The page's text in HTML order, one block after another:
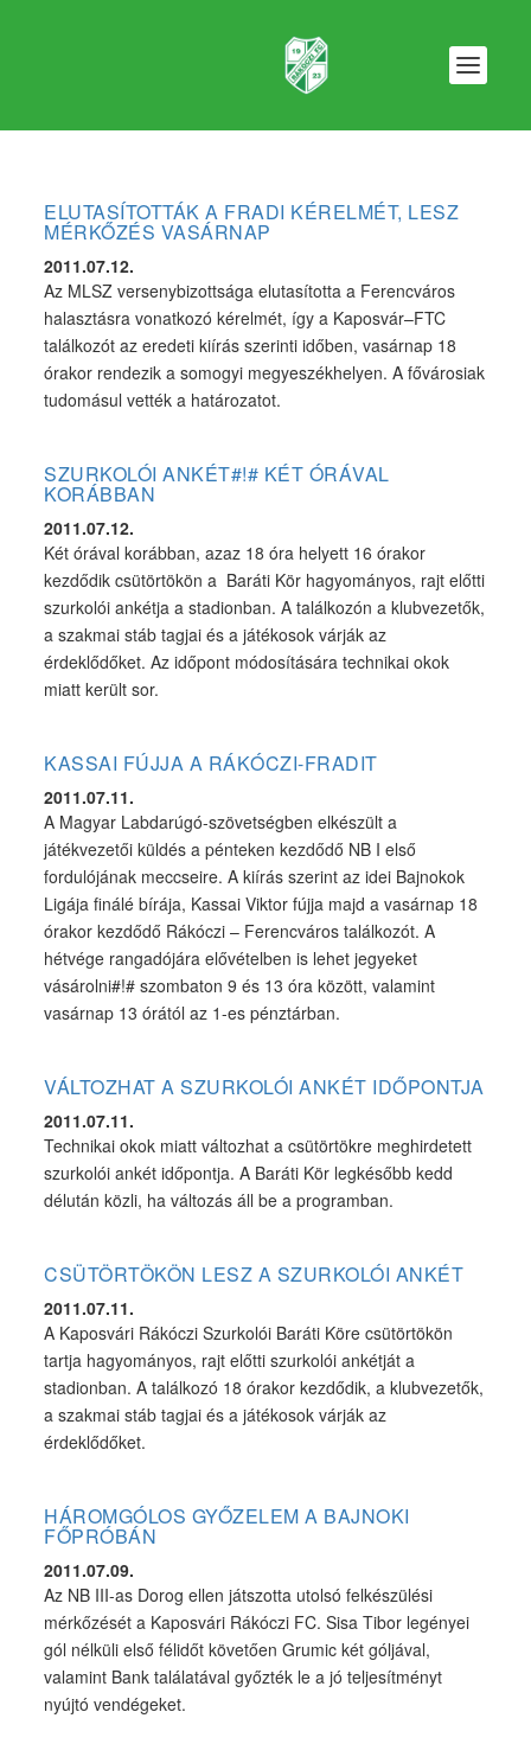
ELUTASÍTOTTÁK A FRADI KÉRELMÉT, LESZ
MÉRKŐZÉS VASÁRNAP
2011.07.12.
Az MLSZ versenybizottsága elutasította a Ferencváros
halasztásra vonatkozó kérelmét, így a Kaposvár–FTC
találkozót az eredeti kiírás szerinti időben, vasárnap 18
órakor rendezik a somogyi megyeszékhelyen. A fővárosiak
tudomásul vették a határozatot.
SZURKOLÓI ANKÉT#!# KÉT ÓRÁVAL
KORÁBBAN
2011.07.12.
Két órával korábban, azaz 18 óra helyett 16 órakor
kezdődik csütörtökön a Baráti Kör hagyományos, rajt előtti
szurkolói ankétja a stadionban. A találkozón a klubvezetők,
a szakmai stáb tagjai és a játékosok várják az
érdeklődőket. Az időpont módosítására technikai okok
miatt került sor.
KASSAI FÚJJA A RÁKÓCZI-FRADIT
2011.07.11.
A Magyar Labdarúgó-szövetségben elkészült a
játékvezetői küldés a pénteken kezdődő NB I első
fordulójának meccseire. A kiírás szerint az idei Bajnokok
Ligája finálé bírája, Kassai Viktor fújja majd a vasárnap 18
órakor kezdődő Rákóczi – Ferencváros találkozót. A
hétvége rangadójára elővételben is lehet jegyeket
vásárolni#!# szombaton 9 és 13 óra között, valamint
vasárnap 13 órától az 1-es pénztárban.
VÁLTOZHAT A SZURKOLÓI ANKÉT IDŐPONTJA
2011.07.11.
Technikai okok miatt változhat a csütörtökre meghirdetett
szurkolói ankét időpontja. A Baráti Kör legkésőbb kedd
délután közli, ha változás áll be a programban.
CSÜTÖRTÖKÖN LESZ A SZURKOLÓI ANKÉT
2011.07.11.
A Kaposvári Rákóczi Szurkolói Baráti Köre csütörtökön
tartja hagyományos, rajt előtti szurkolói ankétját a
stadionban. A találkozó 18 órakor kezdődik, a klubvezetők,
a szakmai stáb tagjai és a játékosok várják az
érdeklődőket.
HÁROMGÓLOS GYŐZELEM A BAJNOKI
FŐPRÓBÁN
2011.07.09.
Az NB III-as Dorog ellen játszotta utolsó felkészülési
mérkőzését a Kaposvári Rákóczi FC. Sisa Tibor legényei
gól nélküli első félidőt követően Grumic két góljával,
valamint Bank találatával győzték le a jó teljesítményt
nyújtó vendégeket.